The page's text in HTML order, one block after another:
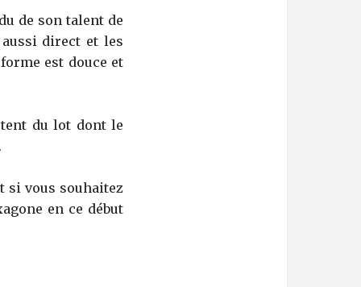
de son talent de
direct et les
est douce et
du lot dont le
si vous souhaitez
en ce début